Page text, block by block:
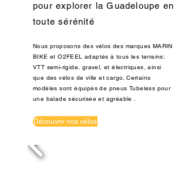
pour explorer la Guadeloupe en
toute sérénité
Nous proposons des vélos des marques MARIN
BIKE et O2FEEL adaptés à tous les terrains:
VTT semi-rigide, gravel, et électriques, ainsi
que des vélos de ville et cargo. Certains
modèles sont équipés de pneus Tubeless pour
une balade sécurisée et agréable .
Découvrir nos vélos